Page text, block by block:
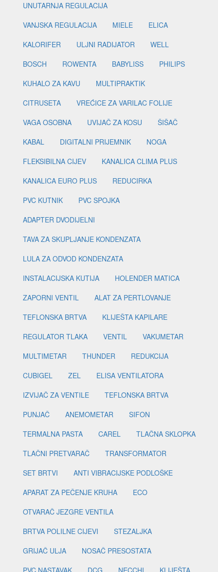
UNUTARNJA REGULACIJA
VANJSKA REGULACIJA
MIELE
ELICA
KALORIFER
ULJNI RADIJATOR
WELL
BOSCH
ROWENTA BABYLISS
PHILIPS
KUHALO ZA KAVU
MULTIPRAKTIK
CITRUSETA
VREĆICE ZA VARILAC FOLIJE
VAGA OSOBNA
UVIJAČ ZA KOSU
ŠIŠAČ
KABAL
DIGITALNI PRIJEMNIK
NOGA
FLEKSIBILNA CIJEV
KANALICA CLIMA PLUS
KANALICA EURO PLUS
REDUCIRKA
PVC KUTNIK
PVC SPOJKA
ADAPTER DVODIJELNI
TAVA ZA SKUPLJANJE KONDENZATA
LULA ZA ODVOD KONDENZATA
INSTALACIJSKA KUTIJA
HOLENDER MATICA
ZAPORNI VENTIL
ALAT ZA PERTLOVANJE
TEFLONSKA BRTVA
KLIJEŠTA KAPILARE
REGULATOR TLAKA
VENTIL
VAKUMETAR
MULTIMETAR
THUNDER
REDUKCIJA
CUBIGEL
ZEL
ELISA VENTILATORA
IZVIJAČ ZA VENTILE
TEFLONSKA BRTVA
PUNJAČ
ANEMOMETAR
SIFON
TERMALNA PASTA
CAREL
TLAČNA SKLOPKA
TLAČNI PRETVARAČ
TRANSFORMATOR
SET BRTVI
ANTI VIBRACIJSKE PODLOŠKE
APARAT ZA PEČENJE KRUHA
ECO
OTVARAČ JEZGRE VENTILA
BRTVA POLILNE CIJEVI
STEZALJKA
GRIJAČ ULJA
NOSAČ PRESOSTATA